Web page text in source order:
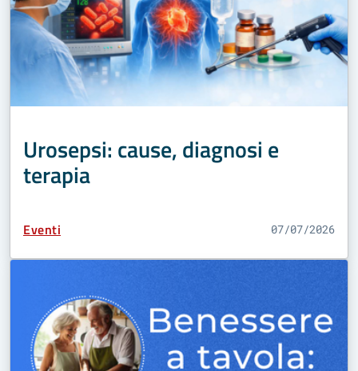
Urosepsi: cause, diagnosi e
terapia
Tipo Contenuto:
Eventi 07/07/2026